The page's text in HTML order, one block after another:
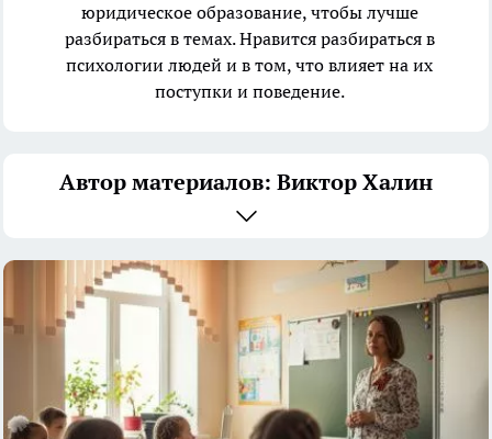
юридическое образование, чтобы лучше
разбираться в темах. Нравится разбираться в
психологии людей и в том, что влияет на их
поступки и поведение.
Автор материалов: Виктор Халин